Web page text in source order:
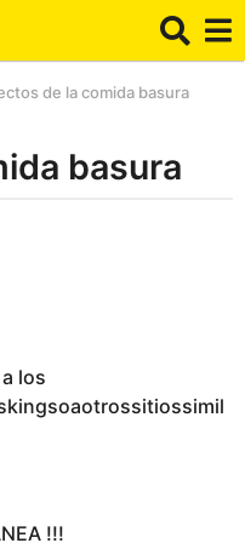
de la comida basura
basura
los
!!!